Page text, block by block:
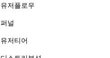
유저플로우
퍼널
유저티어